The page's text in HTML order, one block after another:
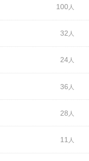
100
32
24
36
28
11